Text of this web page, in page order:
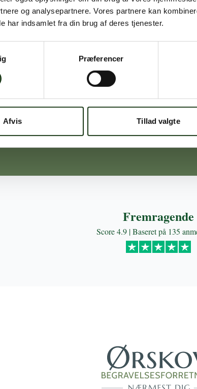
og analysepartnere. Vores partnere kan
har indsamlet fra din brug af deres tjenester.
Præferencer
Afvis Tillad valgte
Nykøbing Sj.
59 91 99
Michael
Holbæk
59 45 10 14
Fremragende
Score 4.9 | Baseret på 135